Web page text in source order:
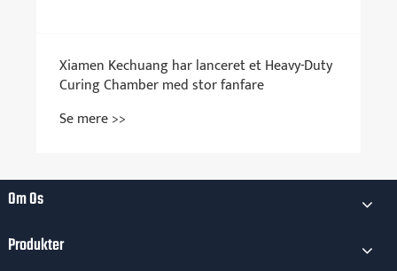
Xiamen Kechuang har lanceret et Heavy-Duty
Curing Chamber med stor fanfare
Se mere >>
Om Os
Produkter